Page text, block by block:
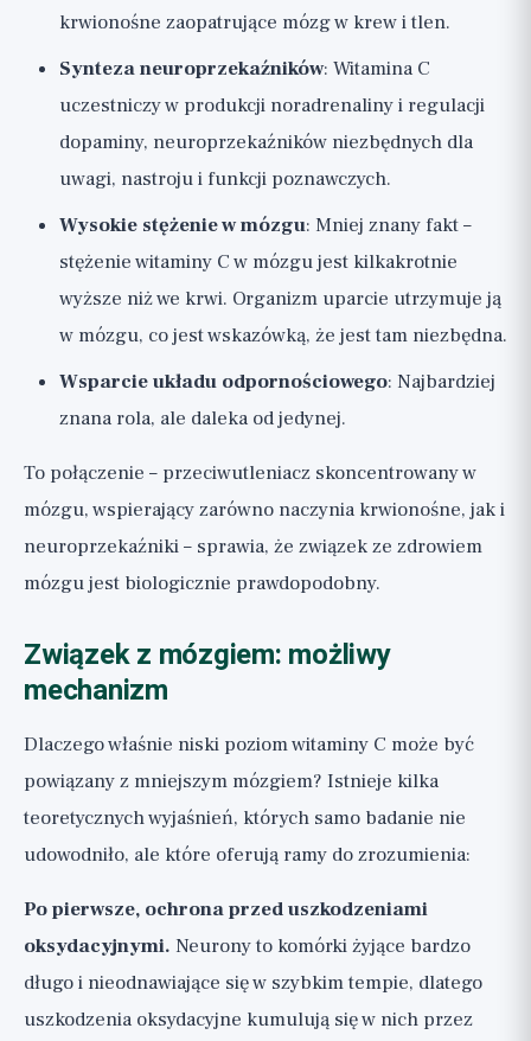
krwionośne zaopatrujące mózg w krew i tlen.
Synteza neuroprzekaźników: Witamina C
uczestniczy w produkcji noradrenaliny i regulacji
dopaminy, neuroprzekaźników niezbędnych dla
uwagi, nastroju i funkcji poznawczych.
Wysokie stężenie w mózgu: Mniej znany fakt –
stężenie witaminy C w mózgu jest kilkakrotnie
wyższe niż we krwi. Organizm uparcie utrzymuje ją
w mózgu, co jest wskazówką, że jest tam niezbędna.
Wsparcie układu odpornościowego: Najbardziej
znana rola, ale daleka od jedynej.
To połączenie – przeciwutleniacz skoncentrowany w
mózgu, wspierający zarówno naczynia krwionośne, jak i
neuroprzekaźniki – sprawia, że związek ze zdrowiem
mózgu jest biologicznie prawdopodobny.
Związek z mózgiem: możliwy
mechanizm
Dlaczego właśnie niski poziom witaminy C może być
powiązany z mniejszym mózgiem? Istnieje kilka
teoretycznych wyjaśnień, których samo badanie nie
udowodniło, ale które oferują ramy do zrozumienia:
Po pierwsze, ochrona przed uszkodzeniami
oksydacyjnymi. Neurony to komórki żyjące bardzo
długo i nieodnawiające się w szybkim tempie, dlatego
uszkodzenia oksydacyjne kumulują się w nich przez